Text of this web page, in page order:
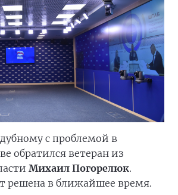
с проблемой в
обратился ветеран из
Михаил Погорелюк.
решена в ближайшее время.